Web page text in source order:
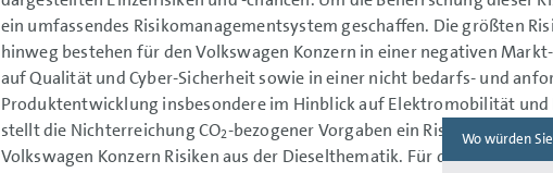
ein umfassendes Risikomanagementsystem geschaffen. Die größten
hinweg bestehen für den Volkswagen Konzern in einer negativen
auf Qualität und Cyber-Sicherheit sowie in einer nicht bedarfs- und
Produktentwicklung insbesondere im Hinblick auf Elektromobilität
stellt die Nichterreichung CO2-bezogener Vorgaben ein Risiko dar.
Volkswagen Konzern Risiken aus der Dieselthematik. Für das Jahr 2021
Wo würden